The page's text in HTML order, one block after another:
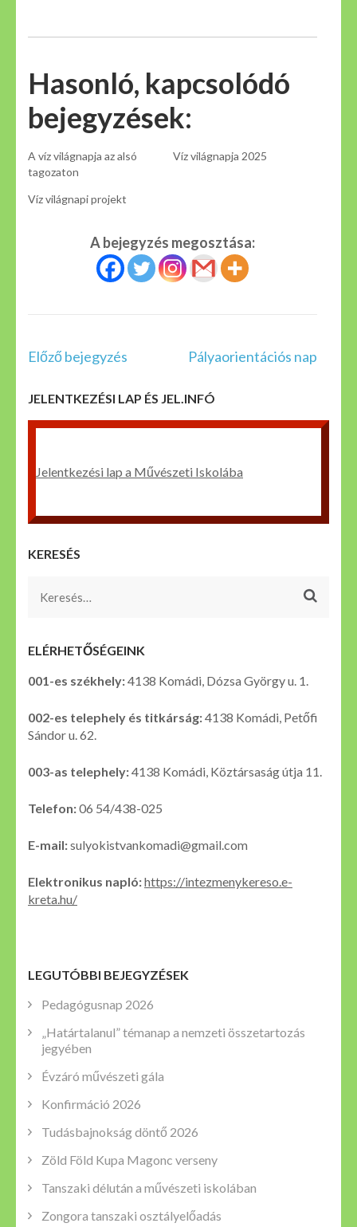
Hasonló, kapcsolódó
bejegyzések:
A víz világnapja az alsó
tagozaton
Víz világnapja 2025
Víz világnapi projekt
A bejegyzés megosztása:
Bejegyzés
Előző bejegyzés Pályaorientációs nap
JELENTKEZÉSI LAP ÉS JEL.INFÓ
Jelentkezési lap a Művészeti Iskolába
KERESÉS
Keresés:
ELÉRHETŐSÉGEINK
001-es székhely:4138 Komádi, Dózsa György u. 1.
002-es telephely és titkárság:4138 Komádi, Petőfi
Sándor u. 62.
003-as telephely:4138 Komádi, Köztársaság útja 11.
Telefon:06 54/438-025
E-mail:sulyokistvankomadi@gmail.com
Elektronikus napló:https://intezmenykereso.e-
kreta.hu/
LEGUTÓBBI BEJEGYZÉSEK
Pedagógusnap 2026
„Határtalanul” témanap a nemzeti összetartozás
jegyében
Évzáró művészeti gála
Konfirmáció 2026
Tudásbajnokság döntő 2026
Zöld Föld Kupa Magonc verseny
Tanszaki délután a művészeti iskolában
Zongora tanszaki osztályelőadás